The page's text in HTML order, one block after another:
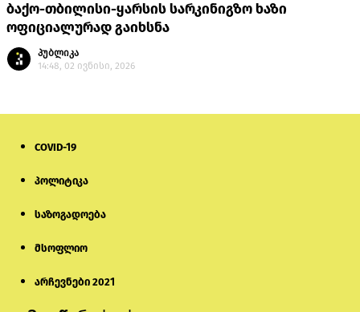
ბაქო-თბილისი-ყარსის სარკინიგზო ხაზი
ოფიციალურად გაიხსნა
პუბლიკა
14:48, 02 ივნისი, 2026
COVID-19
პოლიტიკა
საზოგადოება
მსოფლიო
არჩევნები 2021